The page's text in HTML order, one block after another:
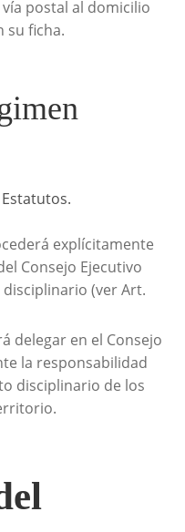
postal al domicilio
su ficha.
explícitamente
Consejo Ejecutivo
(ver Art.
delegar en el Consejo
la responsabilidad
disciplinario de los